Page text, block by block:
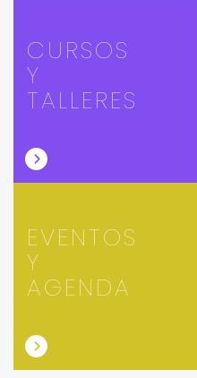
CURSOS
Y
TALLERES
EVENTOS
Y
AGENDA